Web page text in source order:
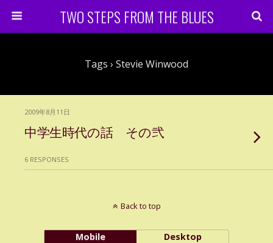
TWO STEPS FROM THE BLUES
Tags › Stevie Winwood
2009年8月11日
中学生時代の話 その弐
6 RESPONSES
Back to top
Mobile Desktop